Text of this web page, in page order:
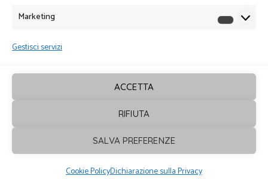
Marketing
Gestisci servizi
ACCETTA
RIFIUTA
SALVA PREFERENZE
Cookie PolicyDichiarazione sulla Privacy
Sagrafica© 2026. Tutti i diritti sono
riservati - Powered byENKEY